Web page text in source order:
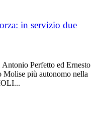
in servizio due
Perfetto ed Ernesto
più autonomo nella